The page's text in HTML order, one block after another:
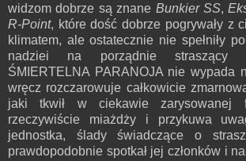
widzom dobrze są znane Bunkier SS,
R-Point, które dość dobrze pogrywały z
klimatem, ale ostatecznie nie spełniły
nadziei na porządnie straszący
ŚMIERTELNA PARANOJA nie wypada
wręcz rozczarowuje całkowicie
jaki tkwił w ciekawie zarysowanej
rzeczywiście miażdży i przykuwa
jednostka, ślady świadczące o
prawdopodobnie spotkał jej członków i